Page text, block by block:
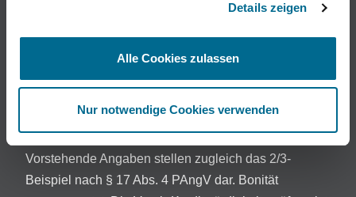
Details zeigen
Alle Cookies zulassen
Nur notwendige Cookies verwenden
Preisabweichungen in Abhängigkeit von
Fahrzeugmodell und -ausstattung sowie Irrtümer und
Änderungen vorbehalten.
Darlehensgeber: Openbank Deutschland AG ,
Santander-Platz 1, 41061 Mönchengladbach.
Vorstehende Angaben stellen zugleich das 2/3-
Beispiel nach § 17 Abs. 4 PAngV dar. Bonität